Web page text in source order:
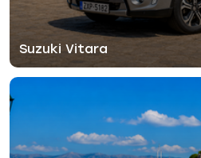
Suzuki Vitara